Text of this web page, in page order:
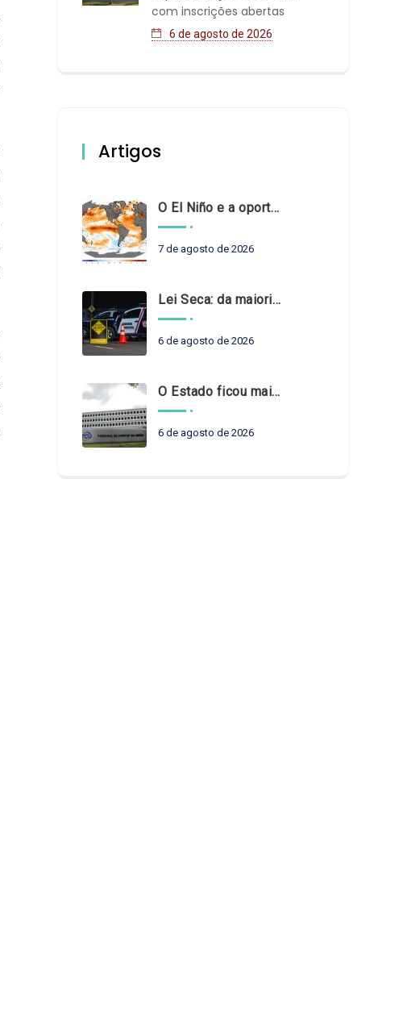
com inscrições abertas
6 de agosto de 2026
Artigos
O El Niño e a oportunidade de fortalecer o controle externo das políticas climáticas
7 de agosto de 2026
Lei Seca: da maioridade à maturidade
6 de agosto de 2026
O Estado ficou mais complexo. O controle precisa acompanhar
6 de agosto de 2026